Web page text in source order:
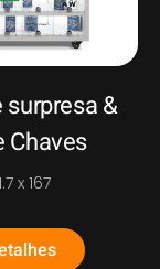
surpresa &
Chaves
x 167